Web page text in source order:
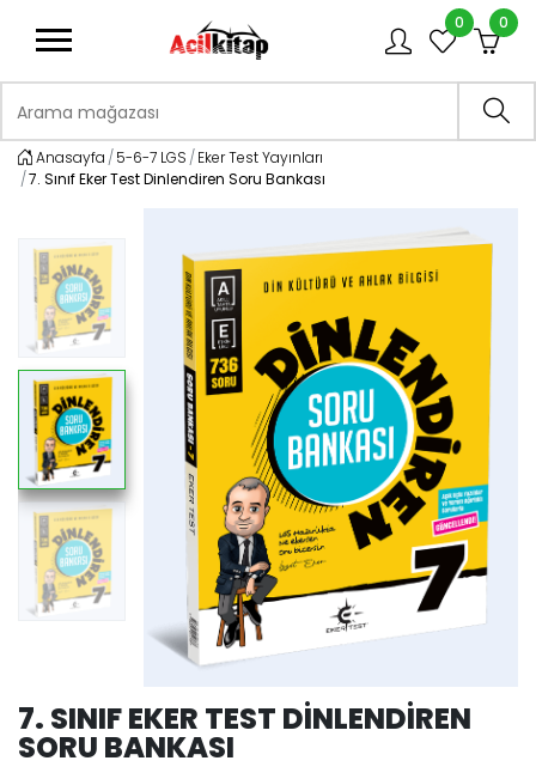
0 0
Anasayfa 5-6-7 LGS
Eker Test Yayınları
7. Sınıf Eker Test Dinlendiren Soru Bankası
7. SINIF EKER TEST DINLENDIREN
SORU BANKASI